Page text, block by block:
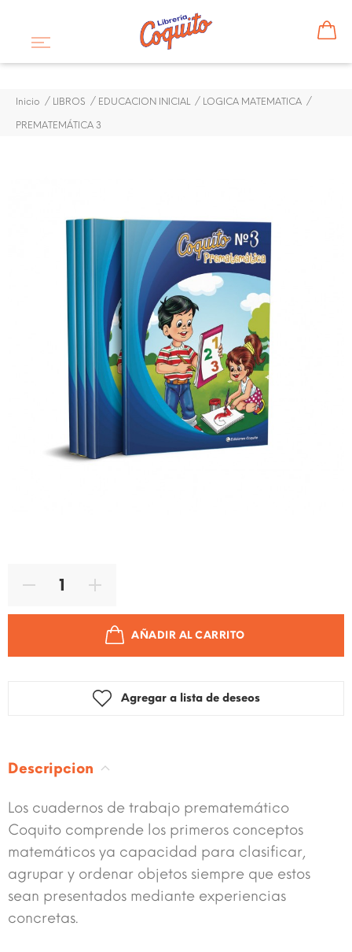
Inicio LIBROS EDUCACION INICIAL LOGICA MATEMATICA
PREMATEMÁTICA 3
PREMATEMÁTICA 3
$ 7,80
AÑADIR AL CARRITO
Agregar a lista de deseos
Descripcion
Los cuadernos de trabajo prematemático
Coquito comprende los primeros conceptos
matemáticos ya capacidad para clasificar,
agrupar y ordenar objetos siempre que estos
sean presentados mediante experiencias
concretas.